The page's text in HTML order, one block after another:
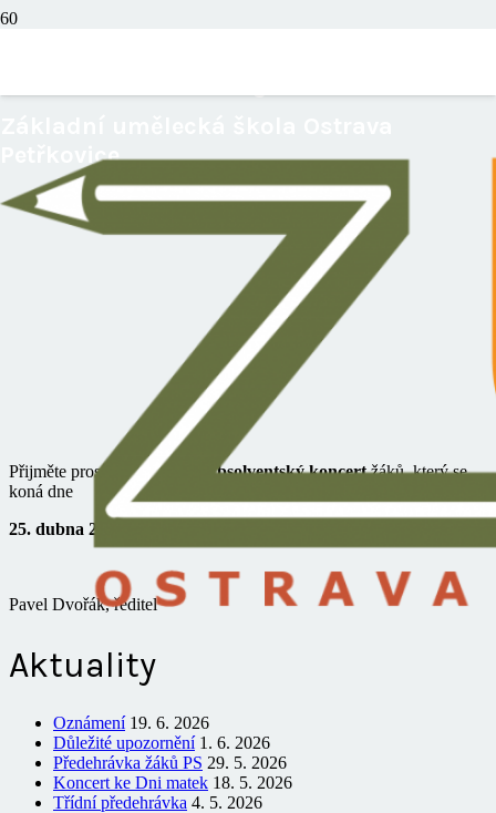
Petřkovice
Přijměte prosím pozvání na Absolventský koncertžáků,který se
koná dne
25. dubna 2024 od 17 hodin
Pavel Dvořák, ředitel
Aktuality
Oznámení 19. 6. 2026
Důležité upozornění 1. 6. 2026
Předehrávka žáků PS 29. 5. 2026
Koncert ke Dni matek 18. 5. 2026
Třídní předehrávka 4. 5. 2026